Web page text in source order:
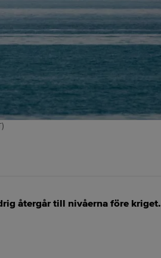
återgår till nivåerna före kriget.